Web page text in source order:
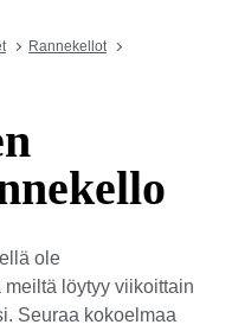
Rannekellot
ole
meiltä löytyy viikoittain
Seuraa kokoelmaa